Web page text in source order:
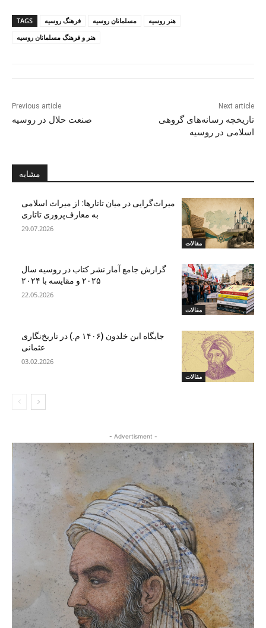
TAGS فرهنگ روسیه مسلمانان روسیه
هنر روسیه
هنر و فرهنگ مسلمانان روسیه
Previous article
صنعت حلال در روسیه
Next article
تاريخچه رسانه‌های گروهی
اسلامی در روسيه
مشابه
مقالات
میراث‌گرایی در میان تاتارها: از میراث اسلامی
به معارف‌پروری تاتاری
29.07.2026
مقالات
گزارش جامع آمار نشر کتاب در روسیه سال
۲۰۲۵ و مقایسه با ۲۰۲۴
22.05.2026
مقالات
جایگاه ابن‌ خلدون (۱۴۰۶ م.) در تاریخ‌نگاری
عثمانی
03.02.2026
- Advertisment -